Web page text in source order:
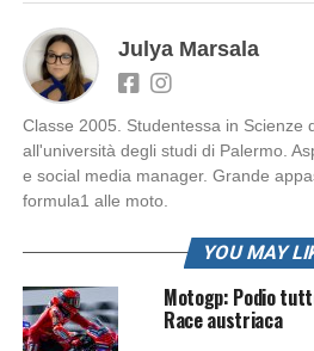
Julya Marsala
Classe 2005. Studentessa in Scienze
all'università degli studi di Palermo.
e social media manager. Grande
formula1 alle moto.
YOU MAY
Motogp: Podio
Race austriaca